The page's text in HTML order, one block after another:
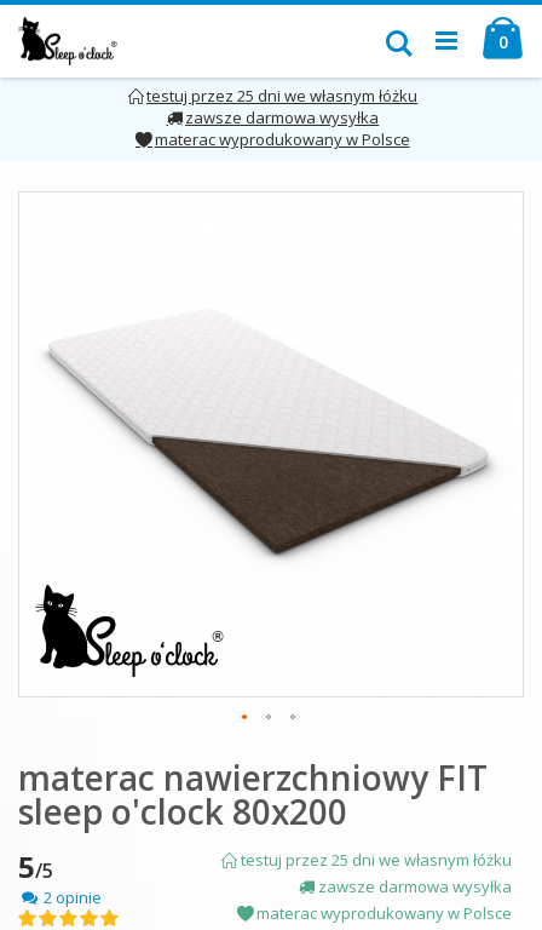
testuj przez 25 dni we własnym łóżku
zawsze darmowa wysyłka
materac wyprodukowany w Polsce
Przejdź
do
treści
0
Szukaj
materac nawierzchniowy FIT
sleep o'clock 80x200
5/5
2 opinie
Ocena:
testuj przez 25 dni we własnym łóżku
zawsze darmowa wysyłka
materac wyprodukowany w Polsce
gallery
to
the
beginning
the
images
gallery